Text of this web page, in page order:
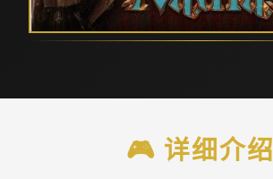
🎮 详细介绍